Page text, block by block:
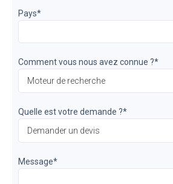
Pays*
Comment vous nous avez connue ?*
Quelle est votre demande ?*
Message*